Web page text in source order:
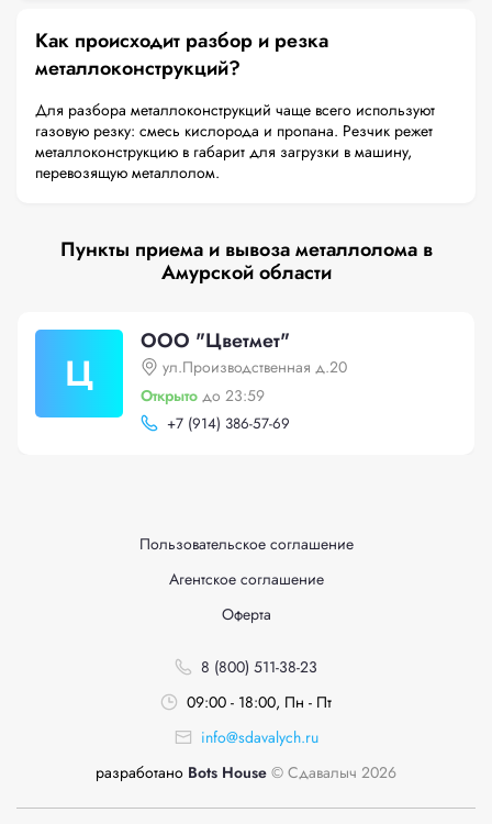
Как происходит разбор и резка
металлоконструкций?
Для разбора металлоконструкций чаще всего используют
газовую резку: смесь кислорода и пропана. Резчик режет
металлоконструкцию в габарит для загрузки в машину,
перевозящую металлолом.
Пункты приема и вывоза металлолома в
Амурской области
Ц
ООО "Цветмет"
ул.Производственная д.20
Открыто до 23:59
+7 (914) 386-57-69
Пользовательское соглашение
Агентское соглашение
Оферта
8 (800) 511-38-23
09:00 - 18:00, Пн - Пт
info@sdavalych.ru
разработано Bots House © Сдавалыч 2026